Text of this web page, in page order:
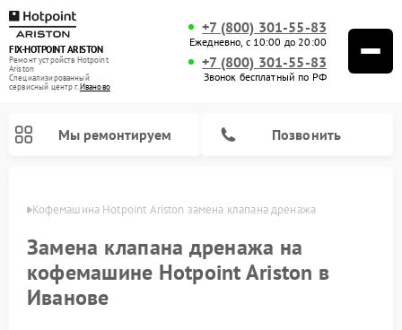
FIX-HOTPOINT ARISTON
Ремонт устройств Hotpoint
Ariston
Специализированный
cервисный центр г.Иваново
+7 (800) 301-55-83
Ежедневно, с 10:00 до 20:00
+7 (800) 301-55-83
Звонок бесплатный по РФ
Мы ремонтируем Позвонить
Кофемашина Hotpoint Ariston замена клапана дренажа
Замена клапана дренажа на
кофемашине Hotpoint Ariston в
Иванове